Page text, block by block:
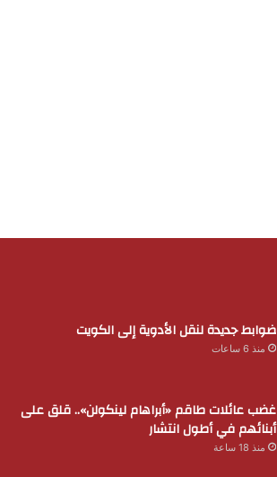
ضوابط جديدة لنقل الأدوية إلى الكويت
منذ 6 ساعات
غضب عائلات طاقم «أبراهام لينكولن».. قلق على
أبنائهم في أطول انتشار
منذ 18 ساعة